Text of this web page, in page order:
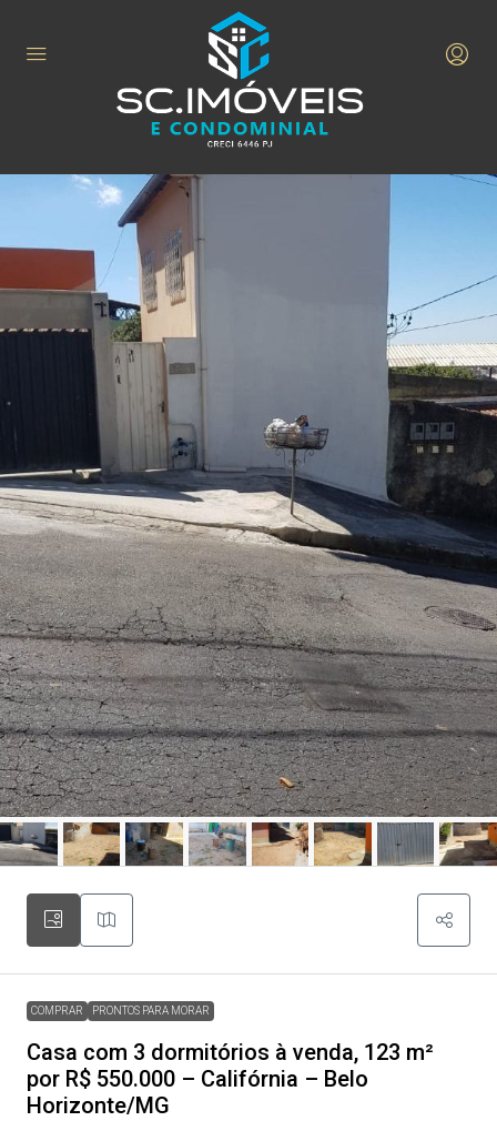
COMPRAR PRONTOS PARA MORAR
Casa com 3 dormitórios à venda, 123 m²
por R$ 550.000 – Califórnia – Belo
Horizonte/MG